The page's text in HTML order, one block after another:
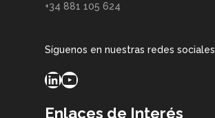
+34 881 105 624
Síguenos en nuestras redes sociales
LinkedIn
YouTube
Enlaces de Interés